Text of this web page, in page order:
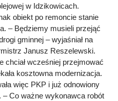
w Idzikowicach.
obiekt po remoncie stanie
– Będziemy musieli przejąć
gminnej – wyjaśniał na
Janusz Reszelewski.
chciał wcześniej przejmować
kosztowna modernizacja.
więc PKP i już odnowiony
Co ważne wykonawca robót